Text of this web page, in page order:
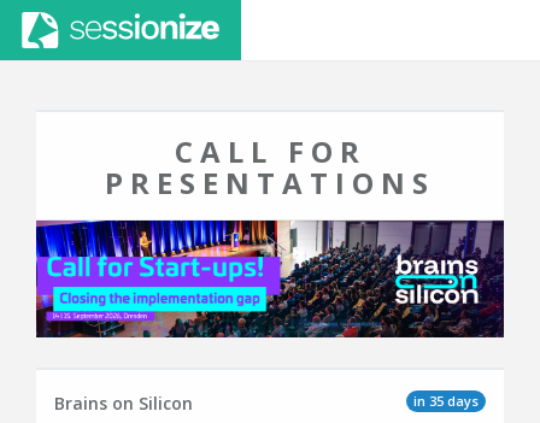
CALL FOR
PRESENTATIONS
in 35 days
Brains on Silicon